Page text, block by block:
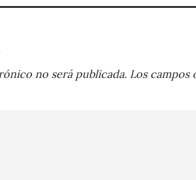
no será publicada. Los campos